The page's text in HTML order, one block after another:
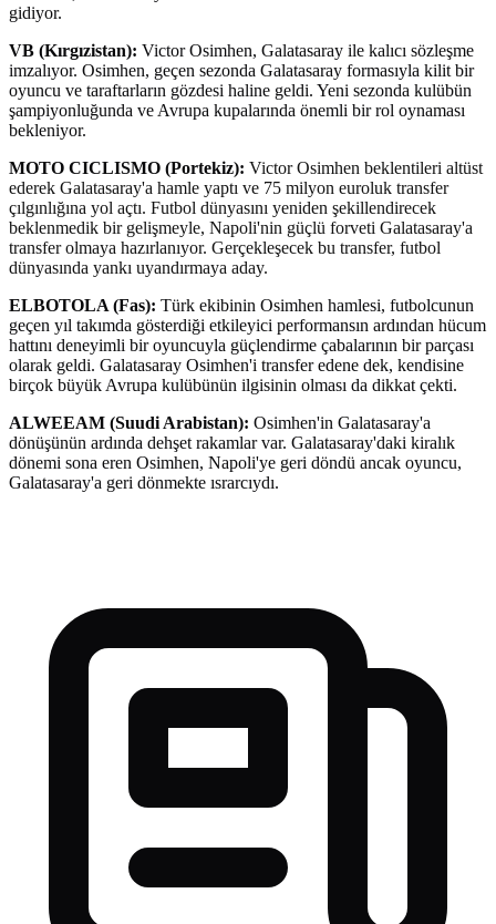
gidiyor.
VB (Kırgızistan): Victor Osimhen, Galatasaray ile kalıcı sözleşme
imzalıyor. Osimhen, geçen sezonda Galatasaray formasıyla kilit bir
oyuncu ve taraftarların gözdesi haline geldi. Yeni sezonda kulübün
şampiyonluğunda ve Avrupa kupalarında önemli bir rol oynaması
bekleniyor.
MOTO CICLISMO (Portekiz): Victor Osimhen beklentileri altüst
ederek Galatasaray'a hamle yaptı ve 75 milyon euroluk transfer
çılgınlığına yol açtı. Futbol dünyasını yeniden şekillendirecek
beklenmedik bir gelişmeyle, Napoli'nin güçlü forveti Galatasaray'a
transfer olmaya hazırlanıyor. Gerçekleşecek bu transfer, futbol
dünyasında yankı uyandırmaya aday.
ELBOTOLA (Fas): Türk ekibinin Osimhen hamlesi, futbolcunun
geçen yıl takımda gösterdiği etkileyici performansın ardından hücum
hattını deneyimli bir oyuncuyla güçlendirme çabalarının bir parçası
olarak geldi. Galatasaray Osimhen'i transfer edene dek, kendisine
birçok büyük Avrupa kulübünün ilgisinin olması da dikkat çekti.
ALWEEAM (Suudi Arabistan): Osimhen'in Galatasaray'a
dönüşünün ardında dehşet rakamlar var. Galatasaray'daki kiralık
dönemi sona eren Osimhen, Napoli'ye geri döndü ancak oyuncu,
Galatasaray'a geri dönmekte ısrarcıydı.